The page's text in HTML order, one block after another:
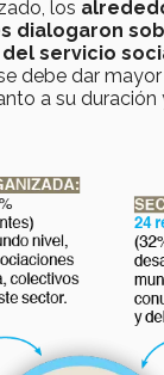
los
dialogaron
servicio
debe dar
a su duración